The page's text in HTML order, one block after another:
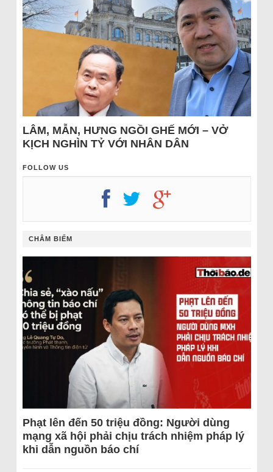
LÂM, MẪN, HƯNG NGỒI GHẾ MỚI – VỞ
KỊCH NGHÌN TỶ VỚI NHÂN DÂN
FOLLOW US
CHÂM BIẾM
Phạt lên đến 50 triệu đồng: Người dùng
mạng xã hội phải chịu trách nhiệm pháp lý
khi dẫn nguồn báo chí